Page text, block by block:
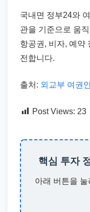
국내면 정부24와
관을 기준으로 움
항공권, 비자, 예약
전합니다.
출처: 외교부 여권
Post Views: 23
핵심 투자
아래 버튼을 눌